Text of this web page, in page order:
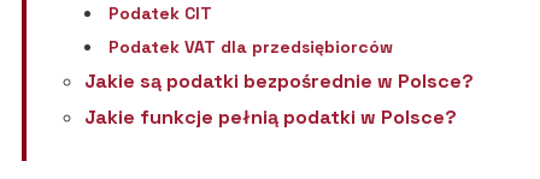
Podatek CIT
Podatek VAT dla przedsiębiorców
Jakie są podatki bezpośrednie w Polsce?
Jakie funkcje pełnią podatki w Polsce?